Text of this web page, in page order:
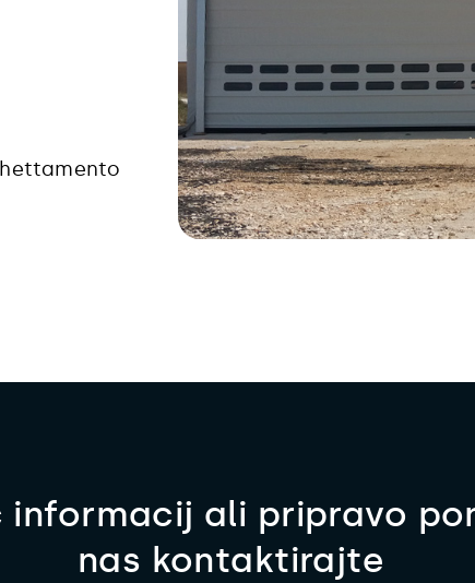
informacij ali pripravo
nas kontaktirajte